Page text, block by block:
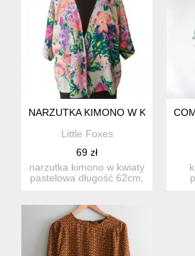
NARZUTKA KIMONO W KWIATY
Little Foxes
69 zł
narzutka kimono w kwiaty
pastelowa długość 62cm,